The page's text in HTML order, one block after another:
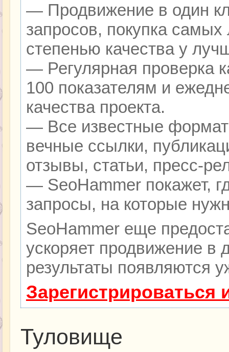
— Продвижение в один
запросов, покупка
степенью качества у
— Регулярная проверка
100 показателям и
качества проекта.
— Все известные
вечные ссылки,
отзывы, статьи, пресс-
— SeoHammer покажет,
запросы, на которые
SeoHammer еще
ускоряет продвижение в
результаты появляются
Туловище